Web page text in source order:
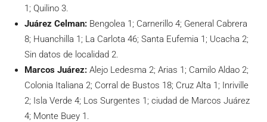
1; Quilino 3.
Juárez Celman: Bengolea 1; Carnerillo 4; General Cabrera
8; Huanchilla 1; La Carlota 46; Santa Eufemia 1; Ucacha 2;
Sin datos de localidad 2.
Marcos Juárez: Alejo Ledesma 2; Arias 1; Camilo Aldao 2;
Colonia Italiana 2; Corral de Bustos 18; Cruz Alta 1; Inriville
2; Isla Verde 4; Los Surgentes 1; ciudad de Marcos Juárez
4; Monte Buey 1.